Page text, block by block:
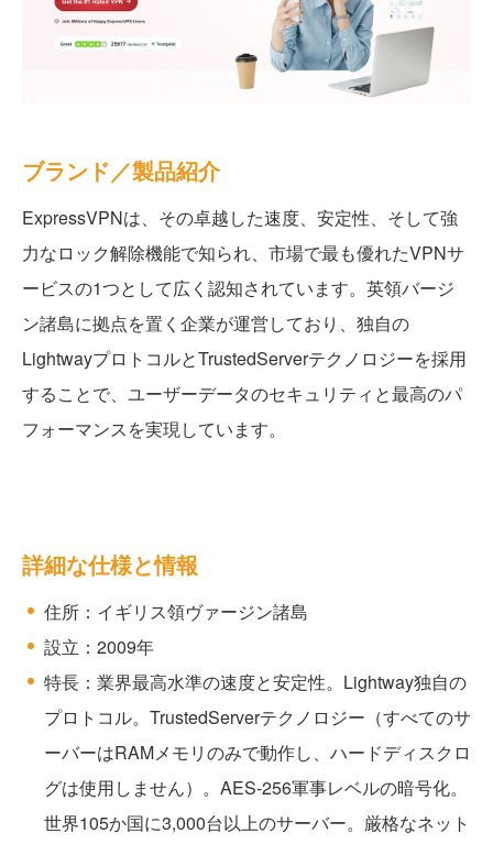
ブランド／製品紹介
ExpressVPNは、その卓越した速度、安定性、そして強
力なロック解除機能で知られ、市場で最も優れたVPNサ
ービスの1つとして広く認知されています。英領バージ
ン諸島に拠点を置く企業が運営しており、独自の
LightwayプロトコルとTrustedServerテクノロジーを採用
することで、ユーザーデータのセキュリティと最高のパ
フォーマンスを実現しています。
詳細な仕様と情報
住所：イギリス領ヴァージン諸島
設立：2009年
特長：業界最高水準の速度と安定性。Lightway独自の
プロトコル。TrustedServerテクノロジー（すべてのサ
ーバーはRAMメモリのみで動作し、ハードディスクロ
グは使用しません）。AES-256軍事レベルの暗号化。
世界105か国に3,000台以上のサーバー。厳格なネット